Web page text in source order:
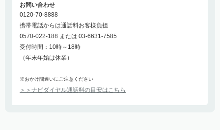
お問い合わせ
0120-70-8888
携帯電話からは通話料お客様負担
0570-022-188 または 03-6631-7585
受付時間：10時～18時
（年末年始は休業）
※おかけ間違いにご注意ください
＞＞ナビダイヤル通話料の目安はこちら